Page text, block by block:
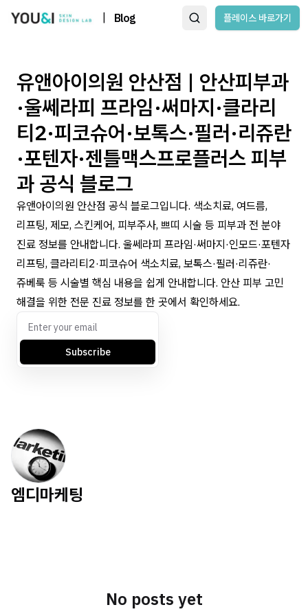
Blog 플레이스 바로가기
유앤아이의원 안산점 | 안산피부과
·울쎄라피 프라임·써마지·클라리
티2·피코슈어·보톡스·필러·리쥬란
·포텐자·젠틀맥스프로플러스 피부
과 공식 블로그
유앤아이의원 안산점 공식 블로그입니다. 색소치료, 여드름,
리프팅, 제모, 스킨케어, 피부주사, 쁘띠 시술 등 피부과 전 분야
진료 정보를 안내합니다. 울쎄라피 프라임·써마지·인모드·포텐자
리프팅, 클라리티2·피코슈어 색소치료, 보톡스·필러·리쥬란·
쥬베룩 등 시술별 핵심 내용을 쉽게 안내합니다. 안산 피부 고민
해결을 위한 전문 진료 정보를 한 곳에서 확인하세요.
Subscribe
엠디마케팅
No posts yet